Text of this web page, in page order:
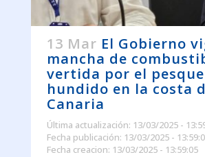
13 Mar El Gobierno
mancha de
vertida por el
hundido en la costa
Canaria
Última actualización: 13/03/2025 -
Fecha publicación: 13/03/2025 -
Fecha creacion: 13/03/2025 - 13:59:05